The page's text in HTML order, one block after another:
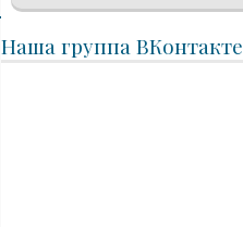
Наша группа ВКонтакте